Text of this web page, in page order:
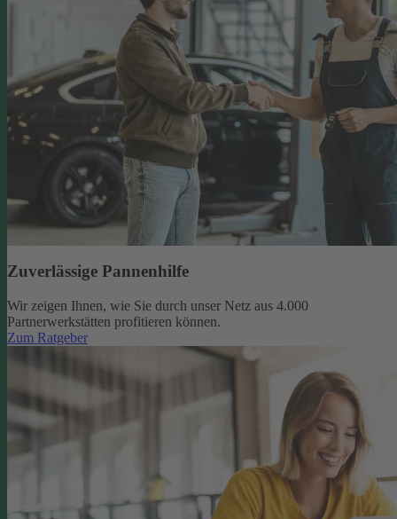
Zuverlässige Pannenhilfe
Wir zeigen Ihnen, wie Sie durch unser Netz aus 4.000
Partnerwerkstätten profitieren können.
Zum Ratgeber